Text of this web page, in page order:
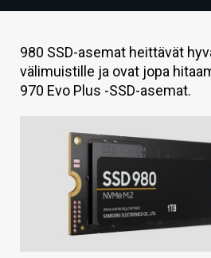
TECHBBS
TIETOA
HINTA.FI
VAIHDA TEEMA
980 SSD-asemat heittävät
välimuistille ja ovat jopa
970 Evo Plus -SSD-asemat.